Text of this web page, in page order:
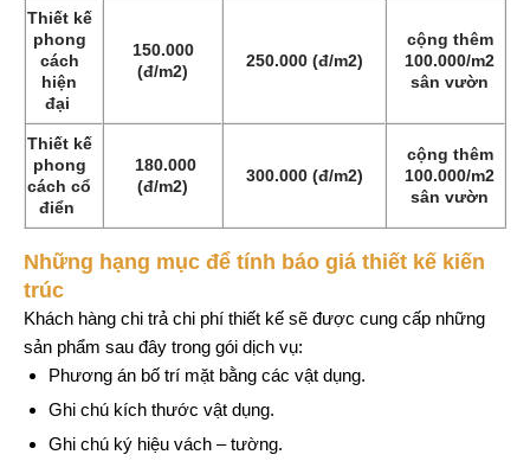
Thiết kế
phong
cách
hiện
đại
150.000
(đ/m2)
250.000 (đ/m2)
cộng thêm
100.000/m2
sân vườn
Thiết kế
phong
cách cổ
điển
180.000
(đ/m2)
300.000 (đ/m2)
cộng thêm
100.000/m2
sân vườn
Những hạng mục để tính báo giá thiết kế kiến
trúc
Khách hàng chi trả chi phí thiết kế sẽ được cung cấp những
sản phẩm sau đây trong gói dịch vụ:
Phương án bố trí mặt bằng các vật dụng.
Ghi chú kích thước vật dụng.
Ghi chú ký hiệu vách – tường.